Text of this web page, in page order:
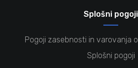
Splošni pogoji
Pogoji zasebnosti in varovanja
Splošni pogoji